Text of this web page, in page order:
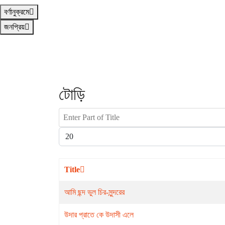
বর্ণানুক্রমে
জনপ্রিয়
টোড়ি
Enter Part of Title
Display #
Title
আমি ছন্দ ভুল চির-সুন্দরের
উদার প্রাতে কে উদাসী এলে